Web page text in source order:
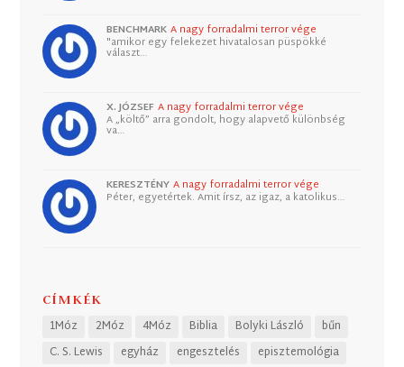
BENCHMARK A nagy forradalmi terror vége
"amikor egy felekezet hivatalosan püspökké
választ…
X. JÓZSEF A nagy forradalmi terror vége
A „költő” arra gondolt, hogy alapvető különbség
va…
KERESZTÉNY A nagy forradalmi terror vége
Péter, egyetértek. Amit írsz, az igaz, a katolikus…
CÍMKÉK
1Móz 2Móz 4Móz Biblia Bolyki László
bűn
C. S. Lewis
egyház engesztelés
episztemológia